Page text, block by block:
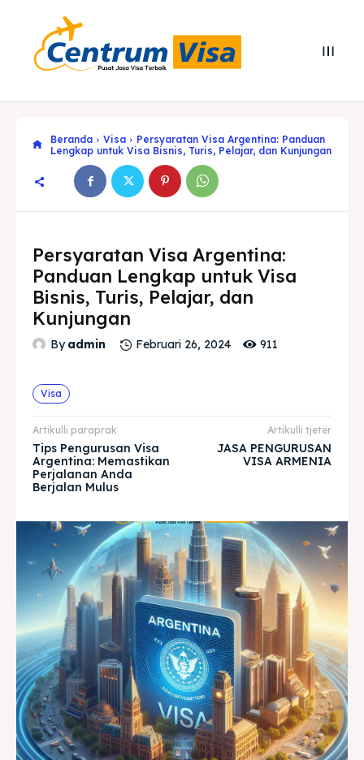
Search
Search
& Make a booking today
Home
Visa
Paspor
Kitas
Imta
Legalisir
Apostille
Penerjemah
Asuransi
& Make a booking today
Home
Visa
Paspor
Kitas
Imta
Legalisir
Apostille
Penerjemah
Asuransi
Beranda Visa
Persyaratan Visa Argentina: Panduan
Lengkap untuk Visa Bisnis, Turis, Pelajar, dan Kunjungan
Persyaratan Visa Argentina:
Panduan Lengkap untuk Visa
Bisnis, Turis, Pelajar, dan
Kunjungan
By admin Februari 26, 2024 911
Visa
Artikulli paraprak
Tips Pengurusan Visa
Argentina: Memastikan
Perjalanan Anda
Berjalan Mulus
Artikulli tjetër
JASA PENGURUSAN
VISA ARMENIA